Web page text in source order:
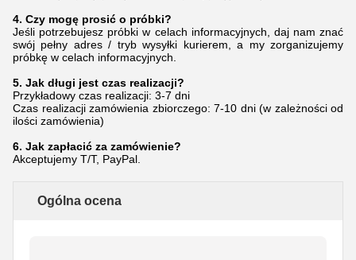
4. Czy mogę prosić o próbki?
Jeśli potrzebujesz próbki w celach informacyjnych, daj nam znać
swój pełny adres / tryb wysyłki kurierem, a my zorganizujemy
próbkę w celach informacyjnych.
5. Jak długi jest czas realizacji?
Przykładowy czas realizacji: 3-7 dni
Czas realizacji zamówienia zbiorczego: 7-10 dni (w zależności od
ilości zamówienia)
6. Jak zapłacić za zamówienie?
Akceptujemy T/T, PayPal.
Ogólna ocena